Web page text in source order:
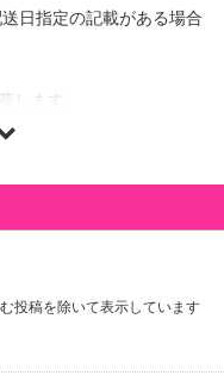
日指定の記載がある場合
します。
投稿を除いて表示しています